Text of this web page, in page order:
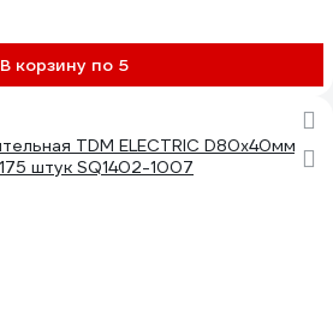
В корзину по 5